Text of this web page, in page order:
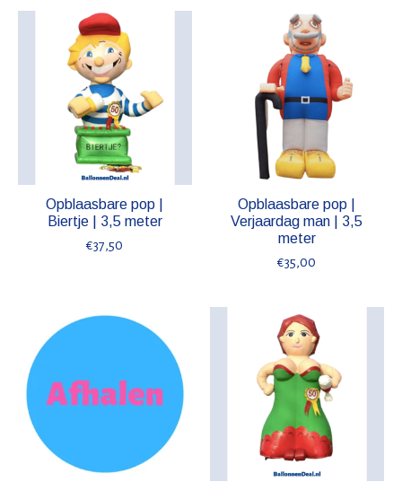
Opblaasbare pop |
Biertje | 3,5 meter
€37,50
Opblaasbare pop |
Verjaardag man | 3,5
meter
€35,00